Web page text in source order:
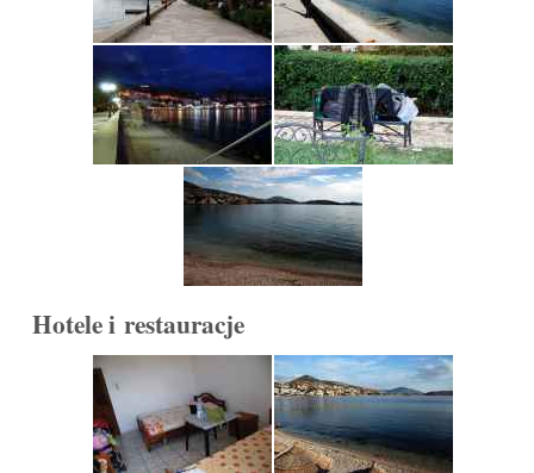
Hotele i restauracje